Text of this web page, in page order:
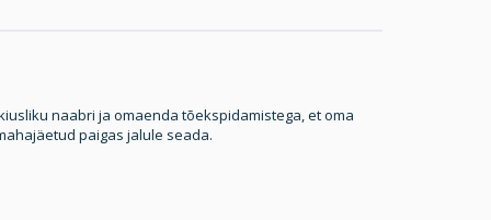
naabri ja omaenda tõekspidamistega, et oma
paigas jalule seada.